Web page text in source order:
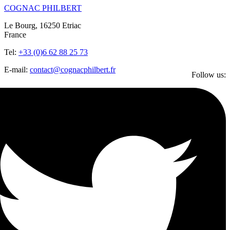
COGNAC PHILBERT
Le Bourg, 16250 Etriac
France
Tel: +33 (0)6 62 88 25 73
E-mail: contact@cognacphilbert.fr
Follow us: